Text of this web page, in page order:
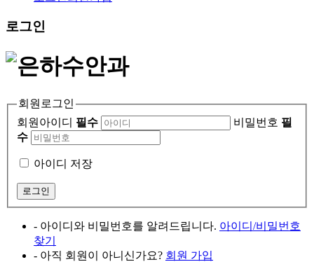
로그인
회원로그인
회원아이디 필수 비밀번호 필
수
아이디 저장
- 아이디와 비밀번호를 알려드립니다. 아이디/비밀번호
찾기
- 아직 회원이 아니신가요? 회원 가입